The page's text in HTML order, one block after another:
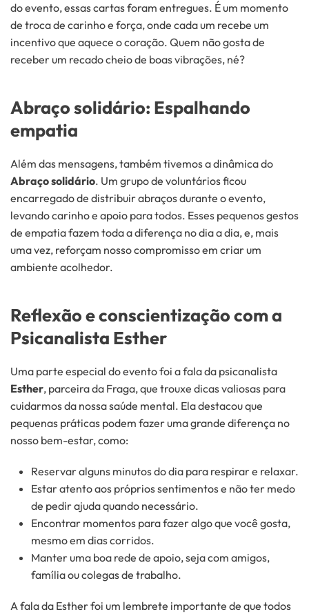
do evento, essas cartas foram entregues. É um momento
de troca de carinho e força, onde cada um recebe um
incentivo que aquece o coração. Quem não gosta de
receber um recado cheio de boas vibrações, né?
Abraço solidário: Espalhando
empatia
Além das mensagens, também tivemos a dinâmica do
Abraço solidário. Um grupo de voluntários ficou
encarregado de distribuir abraços durante o evento,
levando carinho e apoio para todos. Esses pequenos gestos
de empatia fazem toda a diferença no dia a dia, e, mais
uma vez, reforçam nosso compromisso em criar um
ambiente acolhedor.
Reflexão e conscientização com a
Psicanalista Esther
Uma parte especial do evento foi a fala da psicanalista
Esther, parceira da Fraga, que trouxe dicas valiosas para
cuidarmos da nossa saúde mental. Ela destacou que
pequenas práticas podem fazer uma grande diferença no
nosso bem-estar, como:
Reservar alguns minutos do dia para respirar e relaxar.
Estar atento aos próprios sentimentos e não ter medo
de pedir ajuda quando necessário.
Encontrar momentos para fazer algo que você gosta,
mesmo em dias corridos.
Manter uma boa rede de apoio, seja com amigos,
família ou colegas de trabalho.
A fala da Esther foi um lembrete importante de que todos